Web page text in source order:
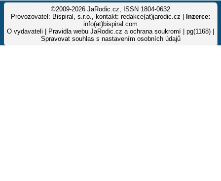
©2009-2026 JaRodic.cz, ISSN 1804-0632
Provozovatel: Bispiral, s.r.o., kontakt: redakce(at)jarodic.cz |
Inzerce:
info(at)bispiral.com
O vydavateli
Pravidla webu JaRodic.cz a ochrana soukromí | pg(1168) |
Spravovat souhlas s nastavením osobních údajů